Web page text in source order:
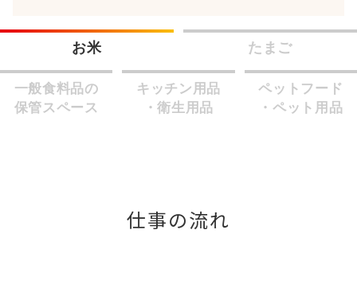
お米 たまご
一般食料品の
保管スペース
キッチン用品
・衛生用品
ペットフード
・ペット用品
仕事の流れ